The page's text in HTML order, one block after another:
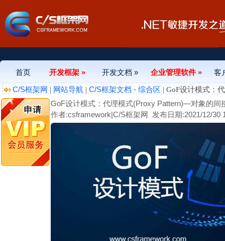
首页 开发框架 » 开发文档 » 企业管理软件 »
客
C/S框架网 | 网站导航 | C/S框架文档 - 综合区 | GoF设计模式：
GoF设计模式：代理模式(Proxy Pattern)—对象的间
作者:csframework|C/S框架网 发布日期:2021/12/30